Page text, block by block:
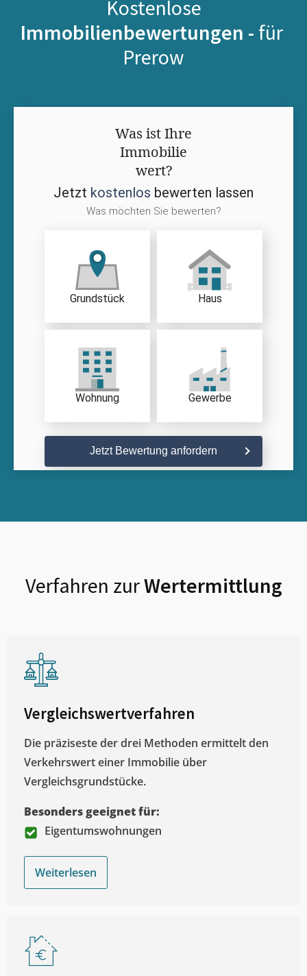
Kostenlose
Immobilienbewertungen - für
Prerow
Was ist Ihre
Immobilie
wert?
Jetzt kostenlos bewerten lassen
Was möchten Sie bewerten?
Grundstück Haus
Wohnung Gewerbe
Jetzt Bewertung anfordern
Verfahren zurWertermittlung
Vergleichswertverfahren
Die präziseste der drei Methoden ermittelt den
Verkehrswert einer Immobilie über
Vergleichsgrundstücke.
Besonders geeignet für:
Eigentumswohnungen
Weiterlesen